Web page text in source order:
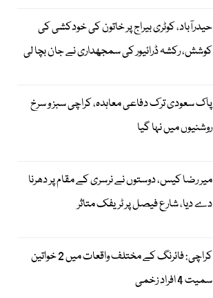
حیدرآباد، کوٹری بیراج پر خاتون کی خودکشی کی
کوشش، رکشہ ڈرائیور کی سمجھداری نے جان بچا لی
پاک سعودی ترک دفاعی معاہدہ، کراچی سبز و سرخ
روشنیوں میں نہا گیا
میر رضا کیس، دوستوں نے نرسری کے مقام پر دھرنا
دے دیا، شارع فیصل پر ٹریفک متاثر
کراچی: فائرنگ کے مختلف واقعات میں 2 خواتین
سمیت 4 افراد زخمی